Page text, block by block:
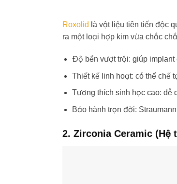
Roxolid là vật liệu tiên tiến độc
ra một loại hợp kim vừa chắc
Độ bền vượt trội: giúp implant
Thiết kế linh hoạt: có thể chế
Tương thích sinh học cao: dễ
Bảo hành trọn đời:
2. Zirconia Ceramic (Hệ